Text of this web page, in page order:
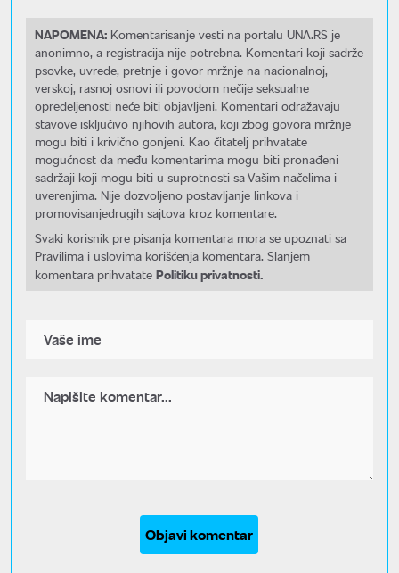
NAPOMENA: Komentarisanje vesti na portalu UNA.RS je
anonimno, a registracija nije potrebna. Komentari koji sadrže
psovke, uvrede, pretnje i govor mržnje na nacionalnoj,
verskoj, rasnoj osnovi ili povodom nečije seksualne
opredeljenosti neće biti objavljeni. Komentari odražavaju
stavove isključivo njihovih autora, koji zbog govora mržnje
mogu biti i krivično gonjeni. Kao čitatelj prihvatate
mogućnost da među komentarima mogu biti pronađeni
sadržaji koji mogu biti u suprotnosti sa Vašim načelima i
uverenjima. Nije dozvoljeno postavljanje linkova i
promovisanjedrugih sajtova kroz komentare.
Svaki korisnik pre pisanja komentara mora se upoznati sa
Pravilima i uslovima korišćenja komentara. Slanjem
komentara prihvatate Politiku privatnosti.
Objavi komentar